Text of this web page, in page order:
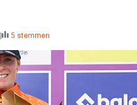
5 stemmen